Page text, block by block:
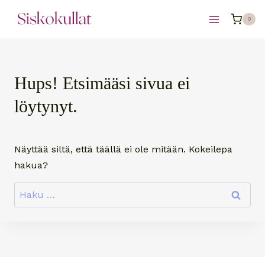
sisältöön
0
Hups! Etsimääsi sivua ei
löytynyt.
Näyttää siltä, että täällä ei ole mitään. Kokeilepa
hakua?
Haku: